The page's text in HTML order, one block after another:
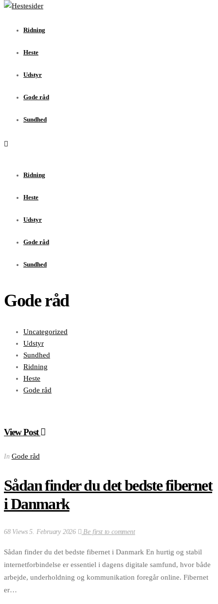
Ridning
Heste
Udstyr
Gode råd
Sundhed
Ridning
Heste
Udstyr
Gode råd
Sundhed
Gode råd
Uncategorized
Udstyr
Sundhed
Ridning
Heste
Gode råd
View Post
In Gode råd
Sådan finder du det bedste fibernet
i Danmark
68 Views5. February 2026 Be first to comment
Sådan finder du det bedste fibernet i Danmark En hurtig og stabil
internetforbindelse er essentiel i dagens digitale samfund, hvor både
arbejde, underholdning og kommunikation foregår online. Fibernet
er…